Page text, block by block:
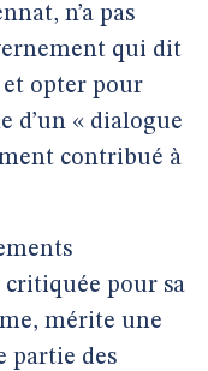
n’a pas
qui dit
opter pour
d’un « dialogue
contribué à
pour sa
mérite une
partie des